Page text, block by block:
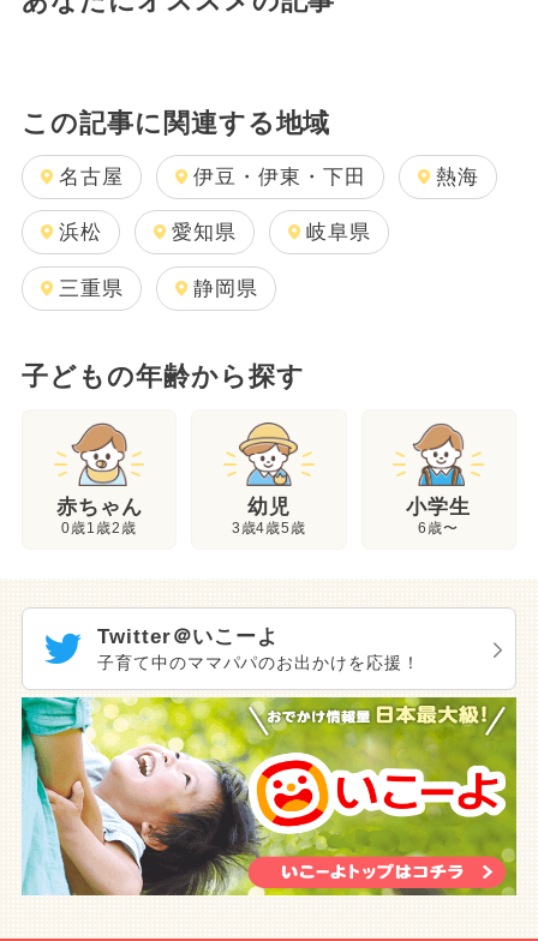
この記事に関連する地域
名古屋 伊豆・伊東・下田 熱海
浜松 愛知県 岐阜県
三重県 静岡県
子どもの年齢から探す
赤ちゃん
0歳1歳2歳
幼児
3歳4歳5歳
小学生
6歳〜
Twitter＠いこーよ
子育て中のママパパのお出かけを応援！